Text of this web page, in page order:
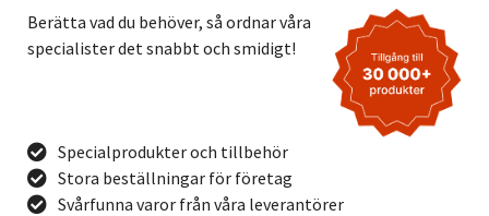
Lägg I Kundvagn
Offertförfrågan
Berätta vad du behöver, så ordnar våra
specialister det snabbt och smidigt!
Specialprodukter och tillbehör
Stora beställningar för företag
Svårfunna varor från våra leverantörer